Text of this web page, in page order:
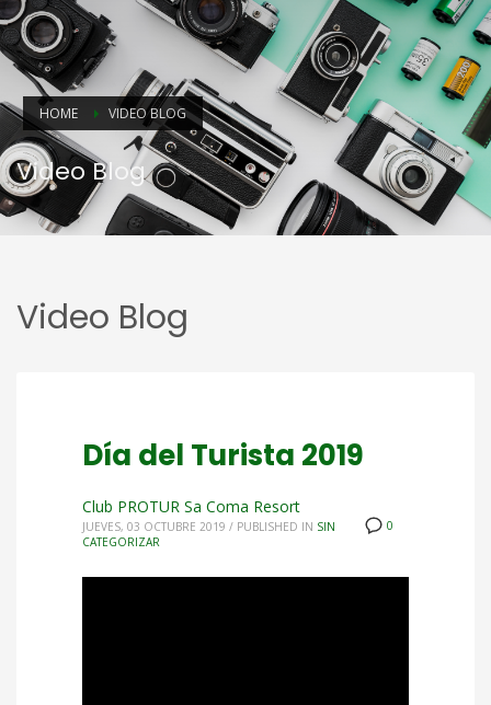
HOME VIDEO BLOG
Video Blog
Video Blog
Día del Turista 2019
0
Club PROTUR Sa Coma Resort
JUEVES, 03 OCTUBRE 2019 / PUBLISHED IN SIN
CATEGORIZAR